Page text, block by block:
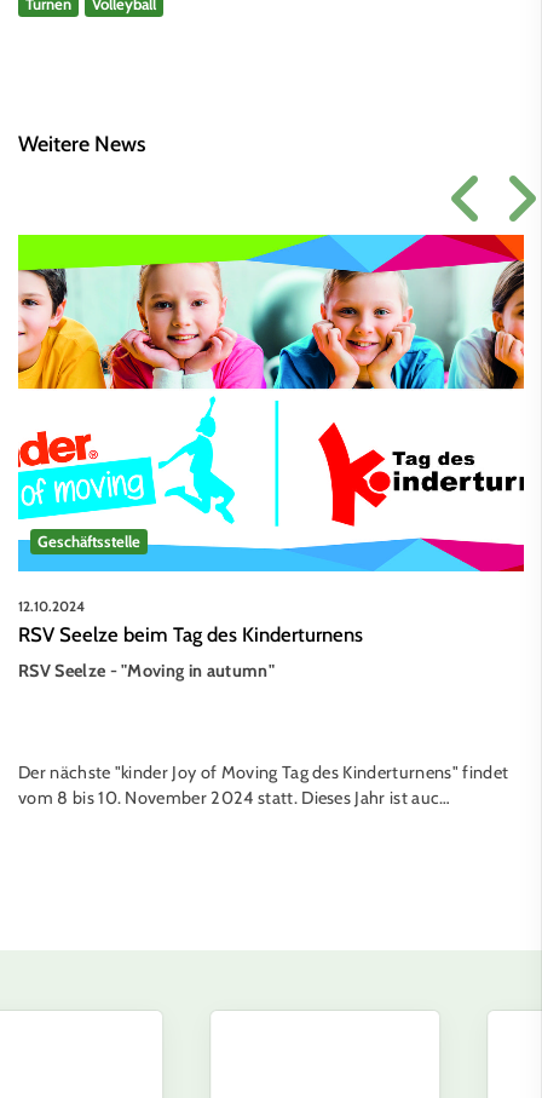
Weitere News
Geschäftsstelle
12.10.2024
RSV Seelze beim Tag des Kinderturnens
RSV Seelze - "Moving in autumn"
Der nächste "kinder Joy of Moving Tag des Kinderturnens" findet
vom 8 bis 10. November 2024 statt. Dieses Jahr ist auc…